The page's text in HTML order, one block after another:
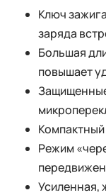
Ключ
заряда
Большая
повышает
Режим
Усиленная,